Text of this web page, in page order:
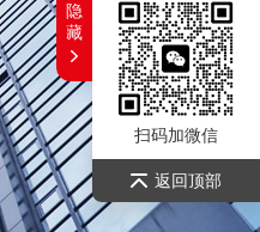
扫码加微信
返回顶部
隐
藏